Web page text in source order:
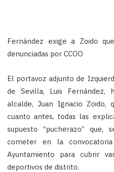
Fernández exige a Zoido
denunciadas por CCOO
El portavoz adjunto de
de Sevilla, Luis
alcalde, Juan Ignacio Zoido,
cuanto antes, todas las
supuesto “pucherazo” que,
cometer en la
Ayuntamiento para cubrir
deportivos de distrito.